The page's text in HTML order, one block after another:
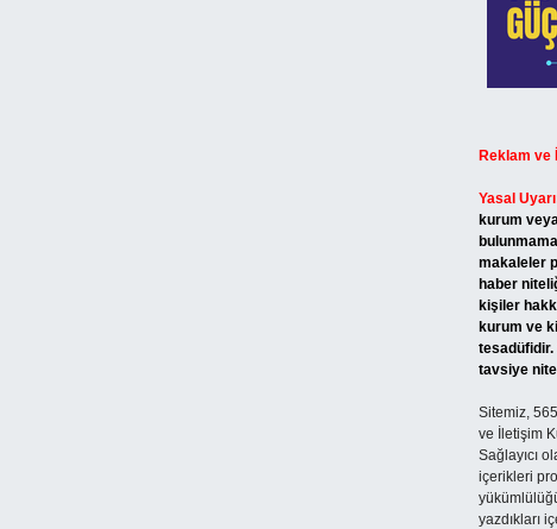
Reklam ve
Yasal
kurum
makaleler
haber
kişiler
kurum ve
tavsiye
Sitemiz,
ve İletişim
Sağlayıcı
içerikleri
yazdıkları